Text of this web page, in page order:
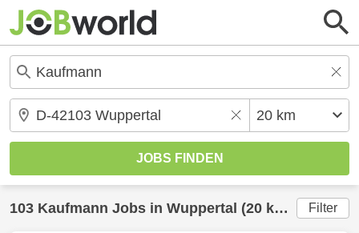
103 Kaufmann Jobs in Wuppertal (20 km) gefunden Filter